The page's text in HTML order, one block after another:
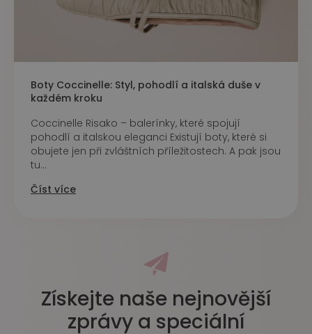
Boty Coccinelle: Styl, pohodlí a italská duše v
každém kroku
Coccinelle Risako – balerínky, které spojují
pohodlí a italskou eleganci Existují boty, které si
obujete jen při zvláštních příležitostech. A pak jsou
tu...
Číst více
Získejte naše nejnovější
zprávy a speciální